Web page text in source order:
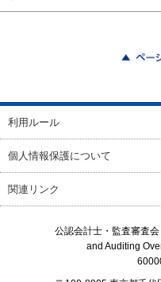
利用ルール
個人情報保護について
関連リンク
公認会計士・監査審査
and Auditing